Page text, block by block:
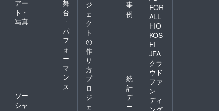
アー
ト・
写真
舞
台
・
パ
フ
ォ
ー
マ
ン
ス
ソー
シャ
ジ
ェ
ク
ト
の
作
り
方
事
例
プ
ロ
ジ
ェ
統
計
デ
ー
FOR
ALL
HIO
KOS
HI
JFA
クラ
ウド
ファ
ン
ディ
ング